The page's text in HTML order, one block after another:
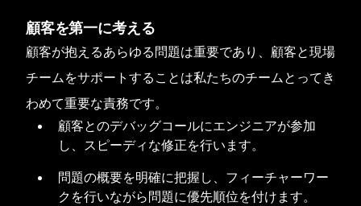
顧客を第一に考える
顧客が抱えるあらゆる問題は重要であり、顧客と現場
チームをサポートすることは私たちのチームとってき
わめて重要な責務です。
顧客とのデバッグコールにエンジニアが参加
し、スピーディな修正を行います。
問題の概要を明確に把握し、フィーチャーワー
クを行いながら問題に優先順位を付けます。